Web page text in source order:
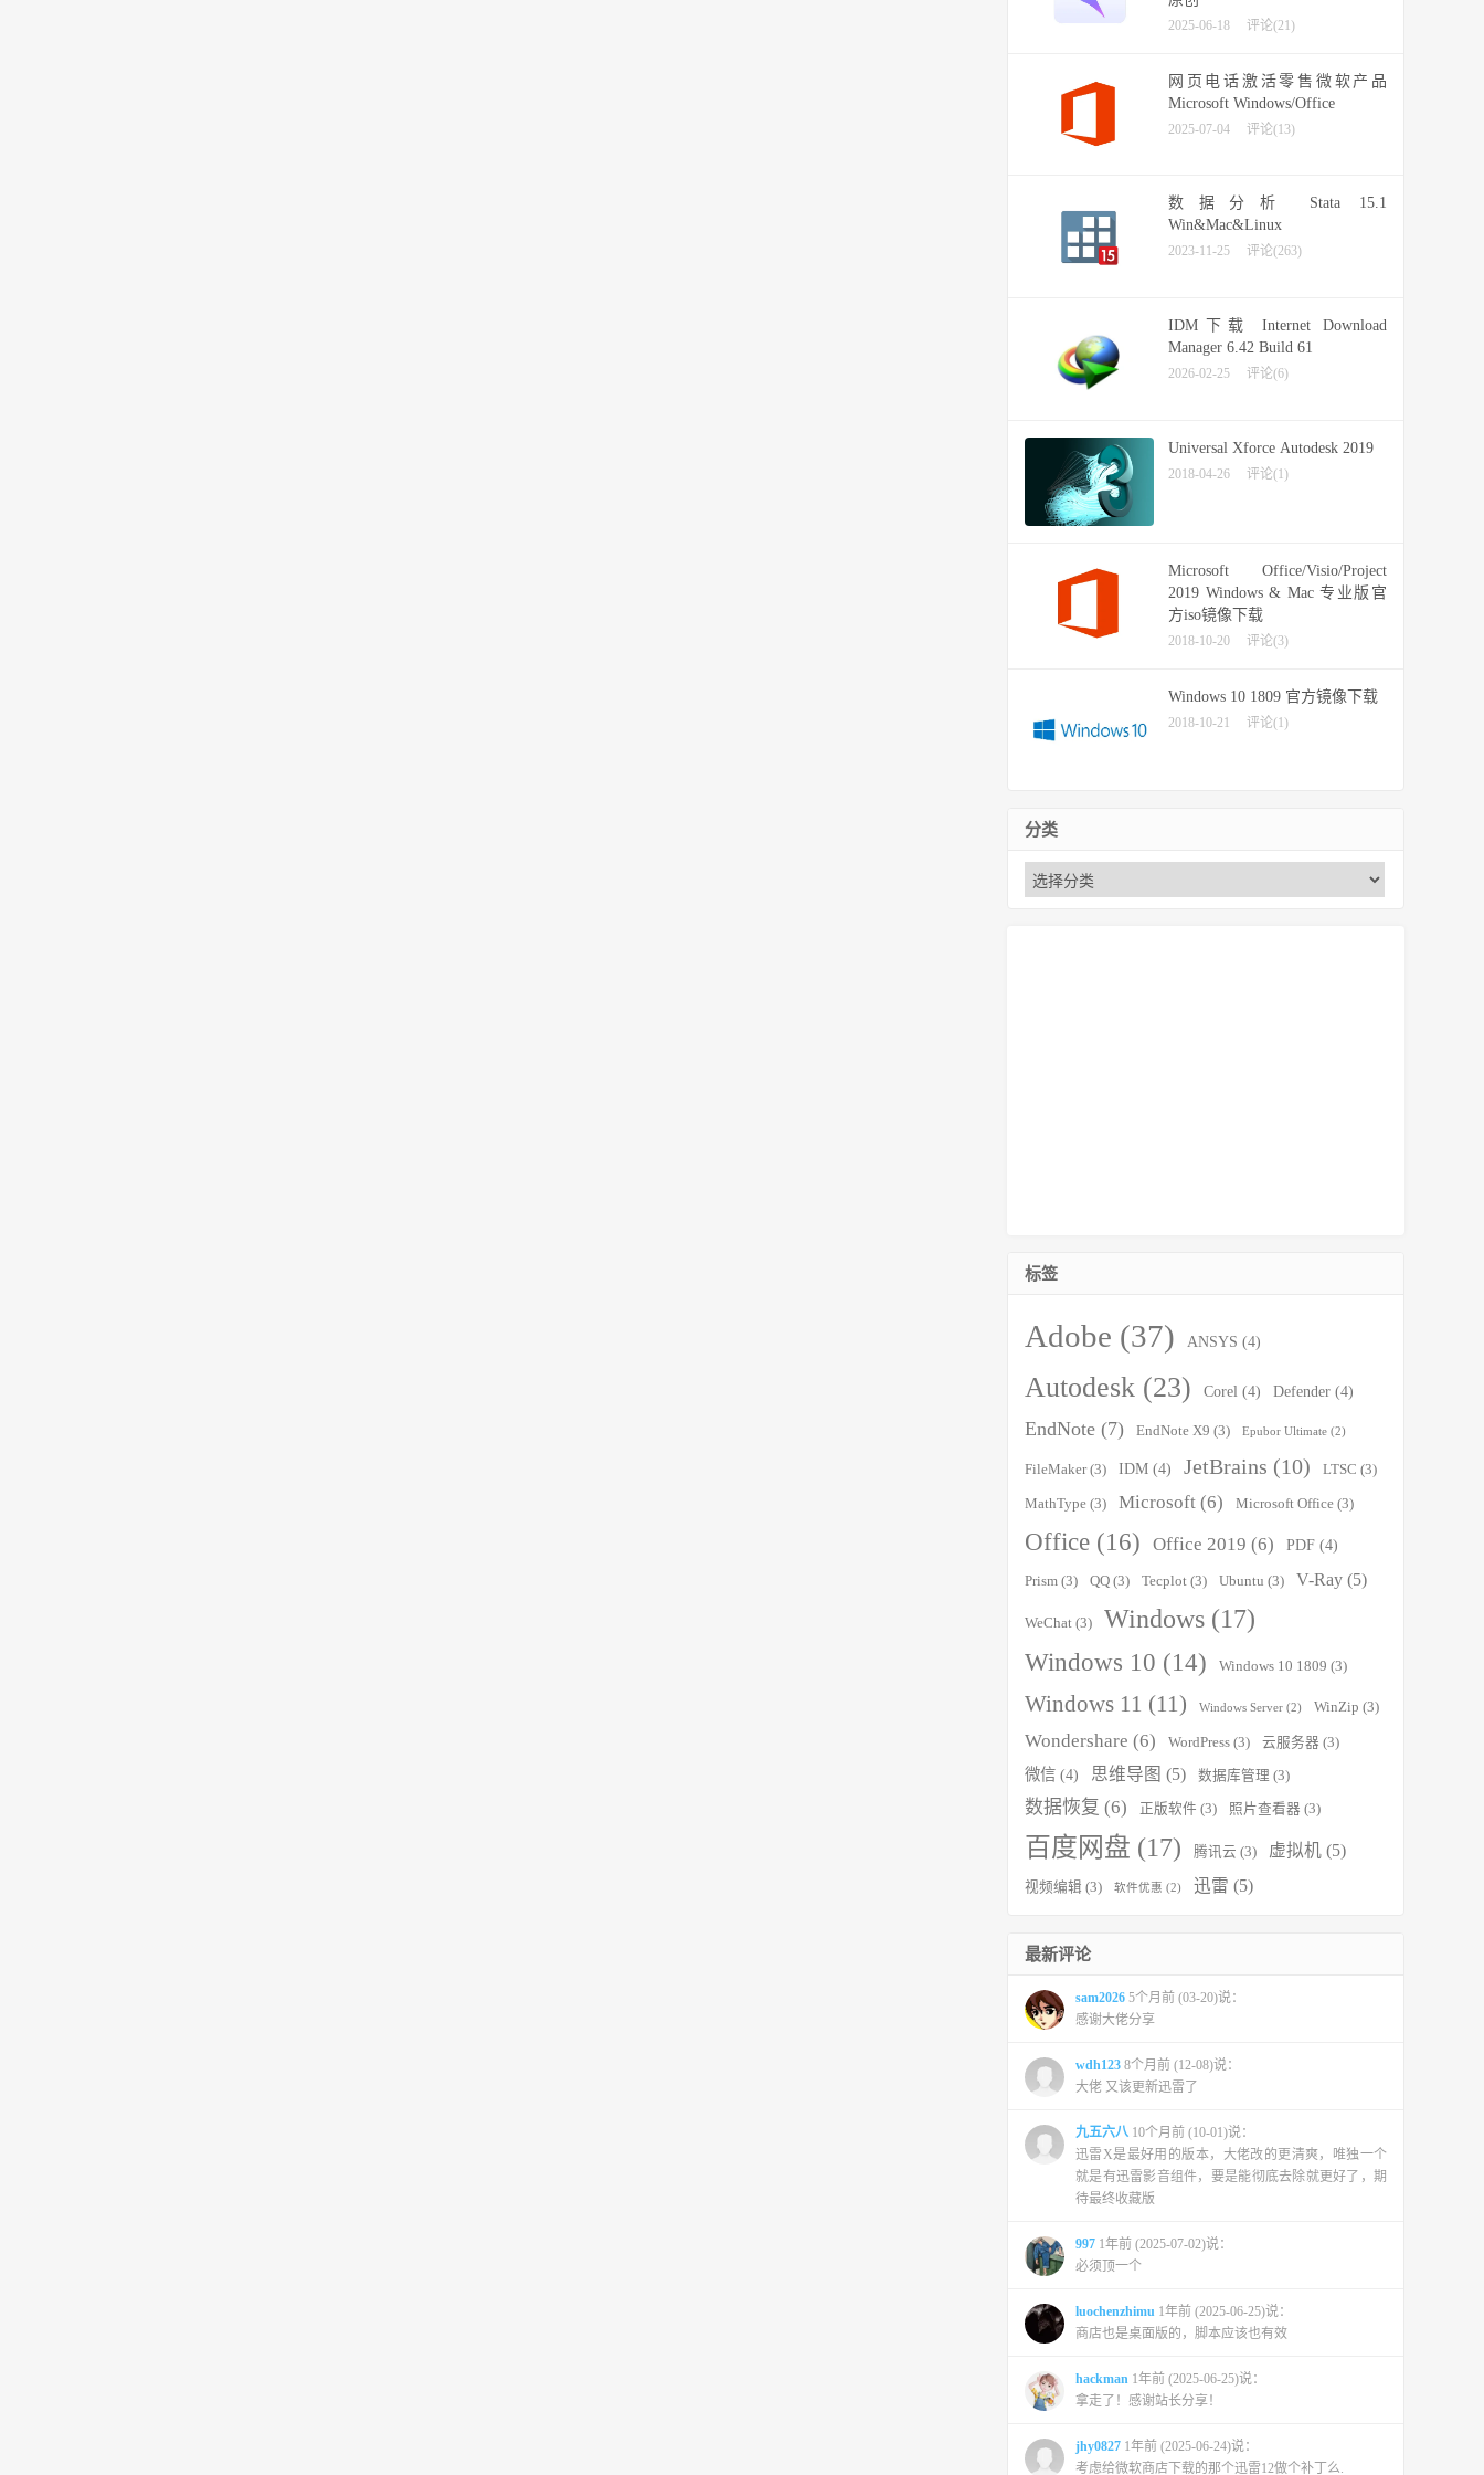
2025-06-18 评论(21)
网页电话激活零售微软产品
Microsoft Windows/Office
2025-07-04 评论(13)
数据分析 Stata 15.1
Win&Mac&Linux
2023-11-25 评论(263)
IDM下载 Internet Download
Manager 6.42 Build 61
2026-02-25 评论(6)
Universal Xforce Autodesk 2019
2018-04-26 评论(1)
Microsoft Office/Visio/Project
2019 Windows & Mac 专业版官
方iso镜像下载
2018-10-20 评论(3)
Windows 10 1809 官方镜像下载
2018-10-21 评论(1)
分类
标签
Adobe (37) ANSYS (4)
Autodesk (23) Corel (4) Defender (4)
EndNote (7) EndNote X9 (3) Epubor Ultimate (2)
FileMaker(3) IDM (4) JetBrains (10) LTSC (3)
MathType (3) Microsoft (6) Microsoft Office (3)
Office (16) Office 2019 (6) PDF (4)
Prism (3) QQ (3) Tecplot (3) Ubuntu (3) V-Ray (5)
WeChat (3) Windows (17)
Windows 10 (14) Windows 10 1809 (3)
Windows 11 (11) Windows Server (2) WinZip (3)
Wondershare (6) WordPress (3) 云服务器 (3)
微信 (4) 思维导图 (5) 数据库管理 (3)
数据恢复 (6) 正版软件 (3) 照片查看器 (3)
百度网盘 (17) 腾讯云 (3) 虚拟机 (5)
视频编辑 (3) 软件优惠 (2) 迅雷 (5)
最新评论
sam2026 5个月前 (03-20)说：
感谢大佬分享
wdh123 8个月前 (12-08)说：
大佬 又该更新迅雷了
九五六八 10个月前 (10-01)说：
迅雷X是最好用的版本，大佬改的更清爽，唯独一个
就是有迅雷影音组件，要是能彻底去除就更好了，期
待最终收藏版
997 1年前 (2025-07-02)说：
必须顶一个
luochenzhimu 1年前 (2025-06-25)说：
商店也是桌面版的，脚本应该也有效
hackman 1年前 (2025-06-25)说：
拿走了！感谢站长分享！
jhy0827 1年前 (2025-06-24)说：
考虑给微软商店下载的那个迅雷12做个补丁么.